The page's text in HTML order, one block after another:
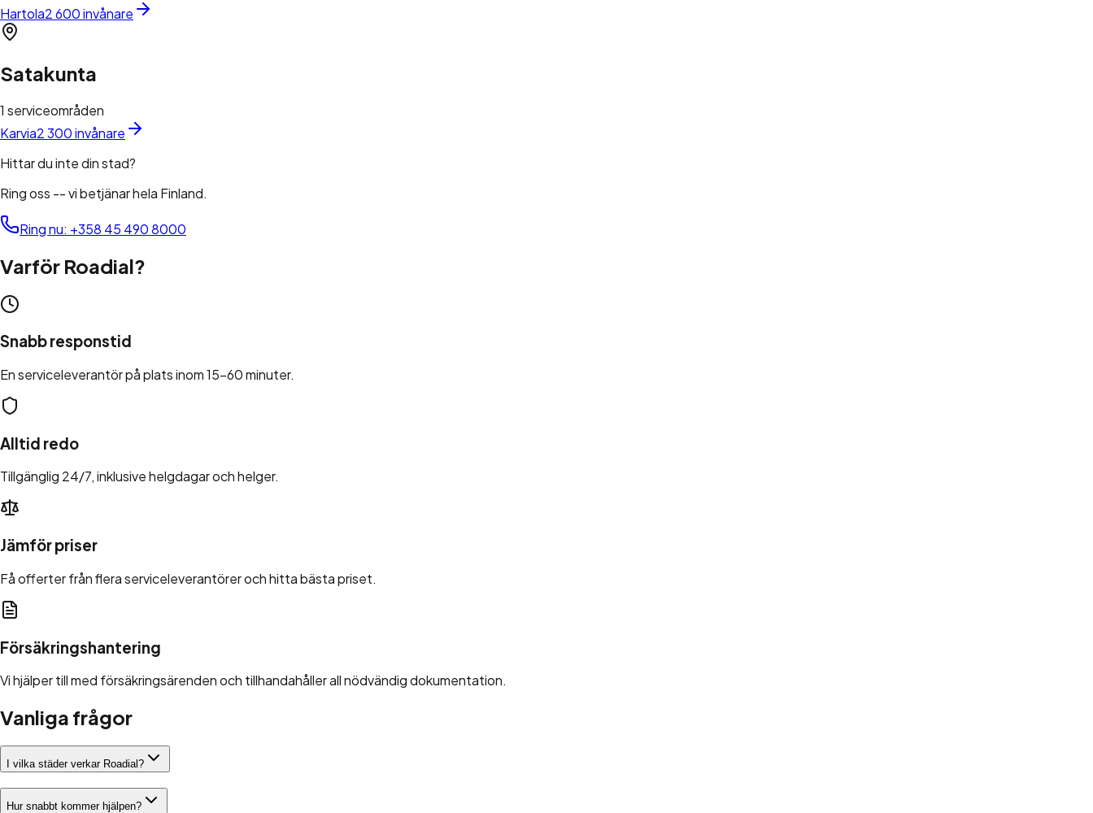
Hartola2 600 invånare
Satakunta
1 serviceområden
Karvia2 300 invånare
Hittar du inte din stad?
Ring oss -- vi betjänar hela Finland.
Ring nu: +358 45 490 8000
Varför Roadial?
Snabb responstid
En serviceleverantör på plats inom 15-60 minuter.
Alltid redo
Tillgänglig 24/7, inklusive helgdagar och helger.
Jämför priser
Få offerter från flera serviceleverantörer och hitta bästa priset.
Försäkringshantering
Vi hjälper till med försäkringsärenden och tillhandahåller all nödvändig dokumentation.
Vanliga frågor
I vilka städer verkar Roadial?
Hur snabbt kommer hjälpen?